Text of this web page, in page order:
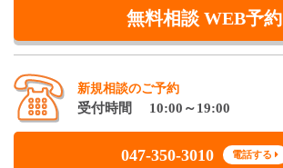
無料相談 WEB予約
新規相談のご予約
受付時間 10:00～19:00
047-350-3010 電話する